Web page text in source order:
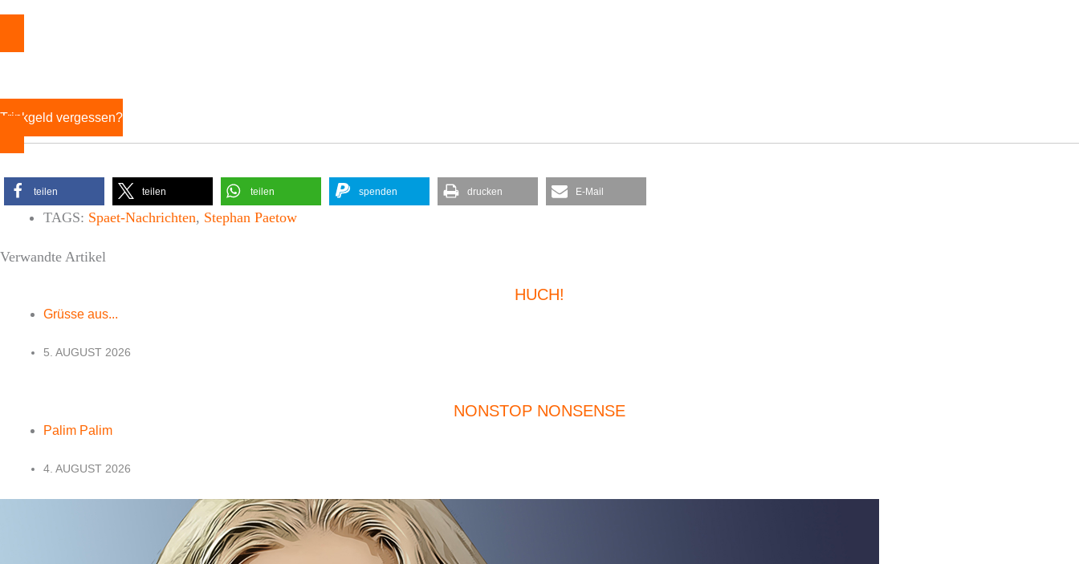
Trinkgeld vergessen?
teilen teilen teilen spenden drucken E-Mail
TAGS: Spaet-Nachrichten, Stephan Paetow
Verwandte Artikel
HUCH!
Grüsse aus...
5. AUGUST 2026
NONSTOP NONSENSE
Palim Palim
4. AUGUST 2026